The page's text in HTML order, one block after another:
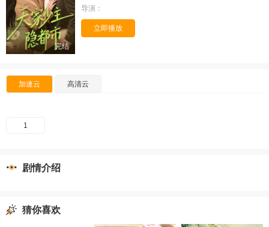
完结
导演：
立即播放
加速云 高清云
1
剧情介绍
猜你喜欢